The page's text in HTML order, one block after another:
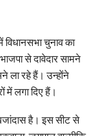
विधानसभा चुनाव का
से दावेदार सामने
ला रहे हैं। उन्होंने
में लगा दिए हैं।
है। इस सीट से